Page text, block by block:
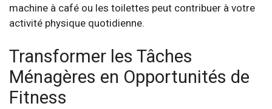
machine à café ou les toilettes peut contribuer à votre
activité physique quotidienne.
Transformer les Tâches
Ménagères en Opportunités de
Fitness